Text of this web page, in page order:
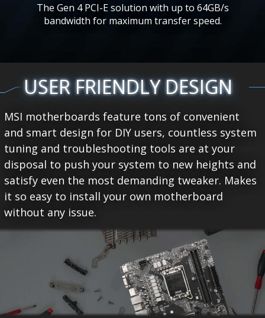
The Gen 4 PCI-E solution with up to 64GB/s
bandwidth for maximum transfer speed.
USER FRIENDLY DESIGN
MSI motherboards feature tons of convenient
and smart design for DIY users, countless system
tuning and troubleshooting tools are at your
disposal to push your system to new heights and
satisfy even the most demanding tweaker. Makes
it so easy to install your own motherboard
without any issue.